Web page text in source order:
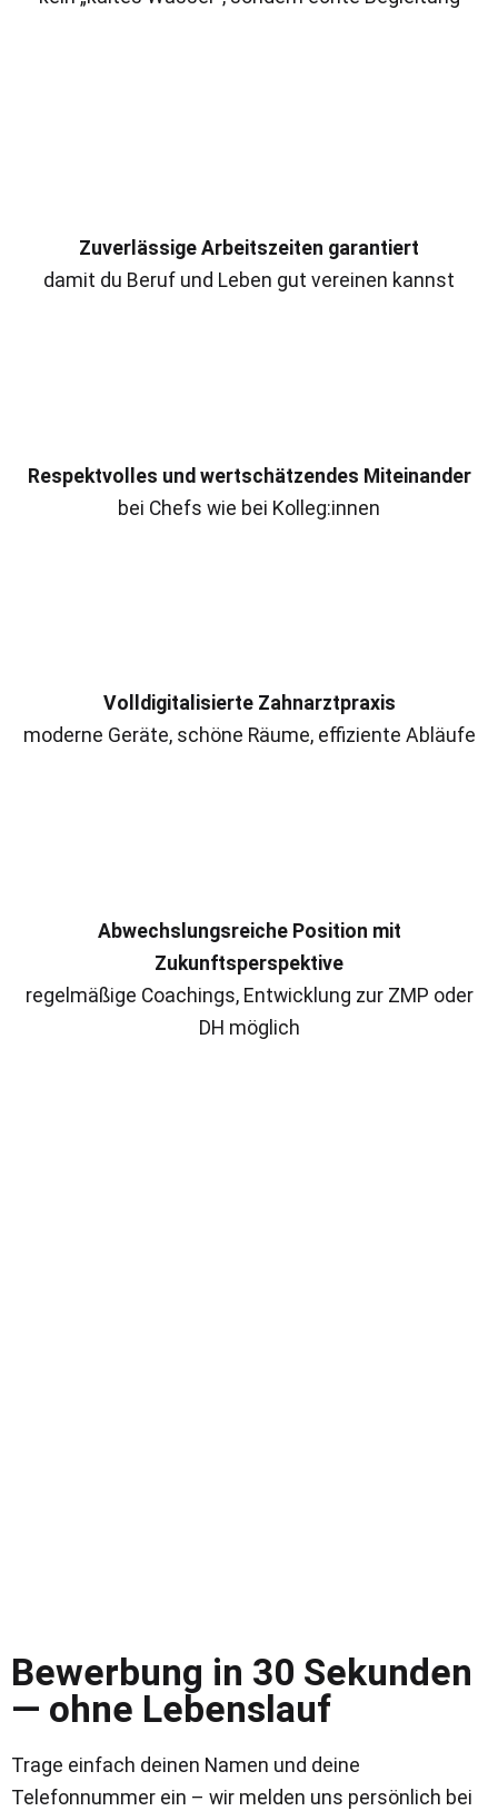
Zuverlässige Arbeitszeiten garantiert
damit du Beruf und Leben gut vereinen kannst
Respektvolles und wertschätzendes Miteinander
bei Chefs wie bei Kolleg:innen
Volldigitalisierte Zahnarztpraxis
moderne Geräte, schöne Räume, effiziente Abläufe
Abwechslungsreiche Position mit
Zukunftsperspektive
regelmäßige Coachings, Entwicklung zur ZMP oder
DH möglich
Bewerbung in 30 Sekunden
— ohne Lebenslauf
Trage einfach deinen Namen und deine
Telefonnummer ein – wir melden uns persönlich bei